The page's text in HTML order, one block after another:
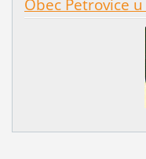
Obec Petrovice